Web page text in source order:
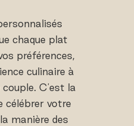
chaque plat
préférences,
culinaire à
couple. C'est la
célébrer votre
manière des